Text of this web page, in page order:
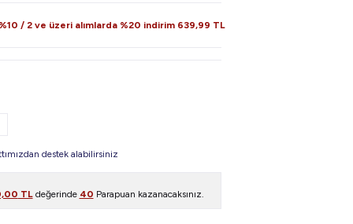
/ 2 ve üzeri alımlarda %20 indirim 639,99 TL
destek alabilirsiniz
TLdeğerinde 40 Parapuan kazanacaksınız.